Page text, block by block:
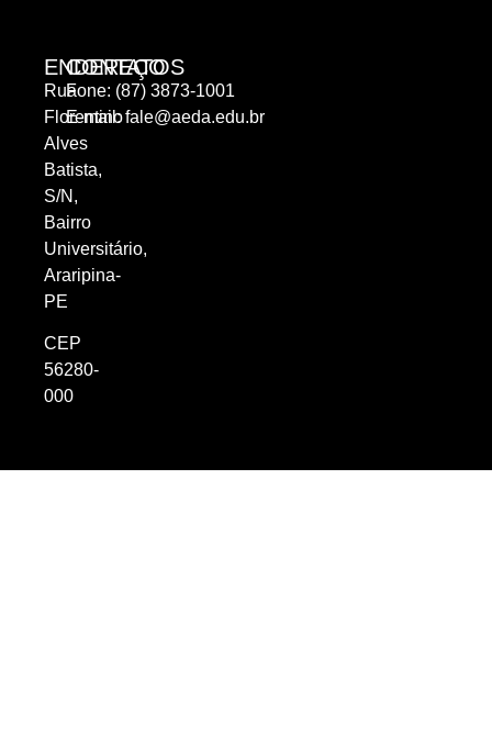
ENDEREÇO
Rua
Florentino
Alves
Batista,
S/N,
Bairro
Universitário,
Araripina-
PE
CEP
56280-
000
CONTATOS
Fone: (87) 3873-1001
E-mail:fale@aeda.edu.br